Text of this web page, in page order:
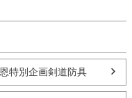
特別企画剣道防具